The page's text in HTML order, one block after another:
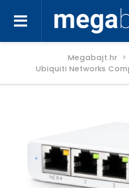
Megabajt.hr
Ubiquiti Networks